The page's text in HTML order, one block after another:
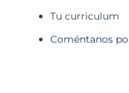
Tu curriculum
Coméntanos